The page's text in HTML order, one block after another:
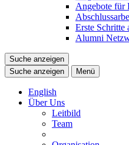
Angebote für
Erste Schritte
Alumni
Suche anzeigen
Suche anzeigen
Menü
English
Über Uns
Leitbild
Team